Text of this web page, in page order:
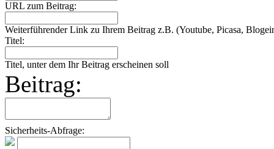
URL zum Beitrag:
Weiterführender Link zu Ihrem Beitrag z.B. (Youtube, Picasa,
Titel:
Titel, unter dem Ihr Beitrag erscheinen soll
Beitrag:
Sicherheits-Abfrage: